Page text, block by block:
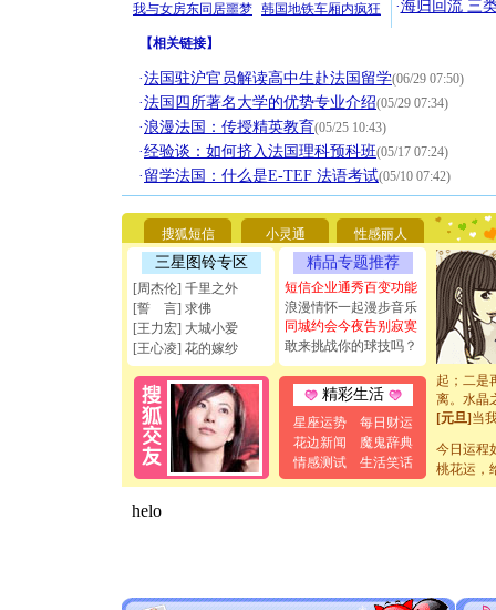
我与女房东同居噩梦 韩国地铁车厢内疯狂
·海归回流 三
【相关链接】
·法国驻沪官员解读高中生赴法国留学(06/29 07:50)
·法国四所著名大学的优势专业介绍(05/29 07:34)
·浪漫法国：传授精英教育(05/25 10:43)
·经验谈：如何挤入法国理科预科班(05/17 07:24)
· 留学法国：什么是E-TEF 法语考试(05/10 07:42)
搜狐短信 小灵通 性感丽人
三星图铃专区
[周杰伦] 千里之外
[誓 言] 求佛
[王力宏] 大城小爱
[王心凌] 花的嫁纱
精品专题推荐
短信企业通秀百变功能
浪漫情怀一起漫步音乐
同城约会今夜告别寂寞
敢来挑战你的球技吗？
精彩生活
星座运势
每日财运
花边新闻
魔鬼辞典
情感测试
生活笑话
[圣诞节]
要平安！
能正大光
天都要快
[圣诞节]
如意,快
[元旦]看
断电。爱
你是我专
[元旦]如
起；二是
离。水晶
[元旦] 当
卖了。水
[春节]风
颜！冬去
你太多，
今日运程
桃花运，